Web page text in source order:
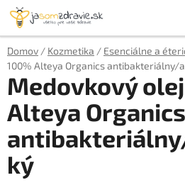
Prejsť
obsah
Domov / Kozmetika / Esenciálne a
100% Alteya Organics antibakteriálny/
Medovkový
Alteya Organics
ký